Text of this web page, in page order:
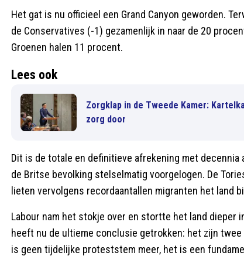
Het gat is nu officieel een Grand Canyon geworden.
de Conservatives (-1) gezamenlijk in naar de 20
Groenen halen 11 procent.
Lees ook
Zorgklap in de Tweede Kamer:
zorg door
Dit is de totale en definitieve afrekening met
de Britse bevolking stelselmatig voorgelogen. De
lieten vervolgens recordaantallen migranten het land
Labour nam het stokje over en stortte het land dieper
heeft nu de ultieme conclusie getrokken: het zijn
is geen tijdelijke proteststem meer, het is een